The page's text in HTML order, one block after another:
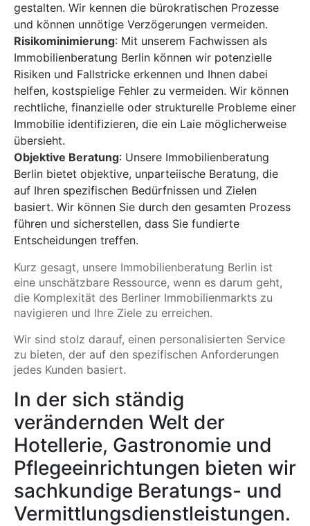
gestalten. Wir kennen die bürokratischen Prozesse
und können unnötige Verzögerungen vermeiden.
Risikominimierung: Mit unserem Fachwissen als
Immobilienberatung Berlin können wir potenzielle
Risiken und Fallstricke erkennen und Ihnen dabei
helfen, kostspielige Fehler zu vermeiden. Wir können
rechtliche, finanzielle oder strukturelle Probleme einer
Immobilie identifizieren, die ein Laie möglicherweise
übersieht.
Objektive Beratung: Unsere Immobilienberatung
Berlin bietet objektive, unparteiische Beratung, die
auf Ihren spezifischen Bedürfnissen und Zielen
basiert. Wir können Sie durch den gesamten Prozess
führen und sicherstellen, dass Sie fundierte
Entscheidungen treffen.
Kurz gesagt, unsere Immobilienberatung Berlin ist
eine unschätzbare Ressource, wenn es darum geht,
die Komplexität des Berliner Immobilienmarkts zu
navigieren und Ihre Ziele zu erreichen.
Wir sind stolz darauf, einen personalisierten Service
zu bieten, der auf den spezifischen Anforderungen
jedes Kunden basiert.
In der sich ständig
verändernden Welt der
Hotellerie, Gastronomie und
Pflegeeinrichtungen bieten wir
sachkundige Beratungs- und
Vermittlungsdienstleistungen.